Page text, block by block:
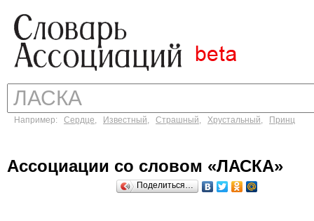
Например: Сердце, Известный, Страшный, Хрустальный, Принц
Ассоциации со словом «ЛАСКА»
Поделиться…